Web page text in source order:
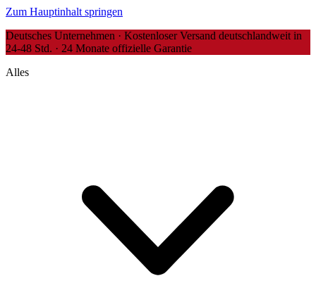
Zum Hauptinhalt springen
Deutsches Unternehmen · Kostenloser Versand deutschlandweit in
24-48 Std. · 24 Monate offizielle Garantie
Alles